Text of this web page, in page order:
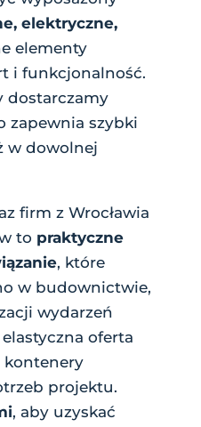
elektryczne,
elementy
i funkcjonalność.
dostarczamy
zapewnia szybki
w dowolnej
firm z Wrocławia
to praktyczne
, które
w budownictwie,
wydarzeń
oferta
kontenery
projektu.
, aby uzyskać